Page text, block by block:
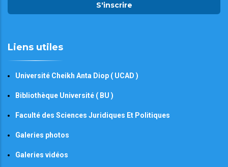
S'inscrire
Liens utiles
Université Cheikh Anta Diop ( UCAD )
Bibliothèque Université ( BU )
Faculté des Sciences Juridiques Et Politiques
Galeries photos
Galeries vidéos